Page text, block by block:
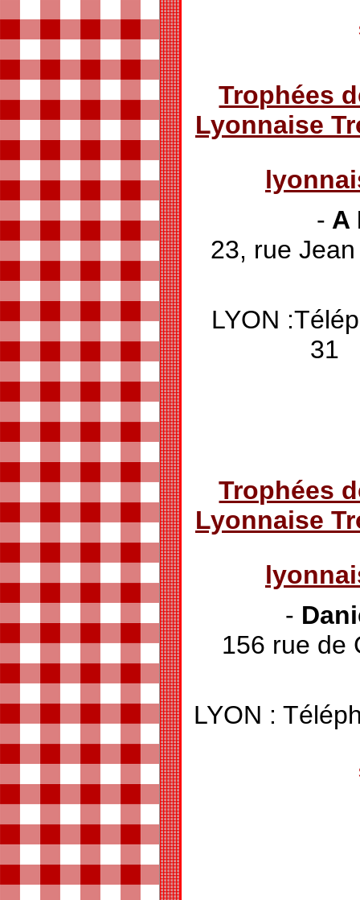
Trophées
Lyonnaise
- A
23, rue
LYON
Trophées
Lyonnaise
-
156 rue de
LYON :